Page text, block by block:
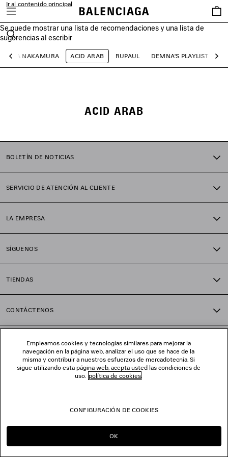
Ir al contenido principal
Se puede mostrar una lista de recomendaciones y una lista de
sugerencias al escribir
Buscar
close the banner
Anterior
AYA NAKAMURA ACID ARAB RUPAUL DEMNA'S PLAYLIST
ACID ARAB
BOLETÍN DE NOTICIAS
SERVICIO DE ATENCIÓN AL CLIENTE
LA EMPRESA
SÍGUENOS
TIENDAS
CONTÁCTENOS
Empleamos cookies y tecnologías similares para mejorar la
navegación en la página web, analizar el uso que se hace de la
misma y contribuir a nuestros esfuerzos de mercadotecnia. Si
sigue utilizando esta página web, acepta usted las condiciones de
uso. política de cookies.
CONFIGURACIÓN DE COOKIES
OK